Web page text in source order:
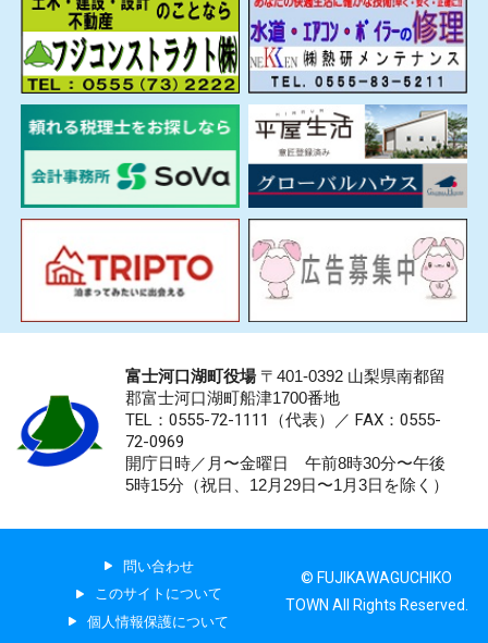
富士河口湖町役場〒401-0392 山梨県南都留
郡富士河口湖町船津1700番地
TEL：0555-72-1111 （代表）／ FAX：0555-
72-0969
開庁日時／月〜金曜日 午前8時30分〜午後
5時15分（祝日、12月29日〜1月3日を除く）
問い合わせ
このサイトについて
個人情報保護について
© FUJIKAWAGUCHIKO
TOWN All Rights Reserved.